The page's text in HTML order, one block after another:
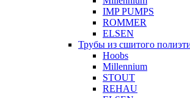
IMP PUMPS
ROMMER
ELSEN
Трубы из сшитого
Hoobs
Millennium
STOUT
REHAU